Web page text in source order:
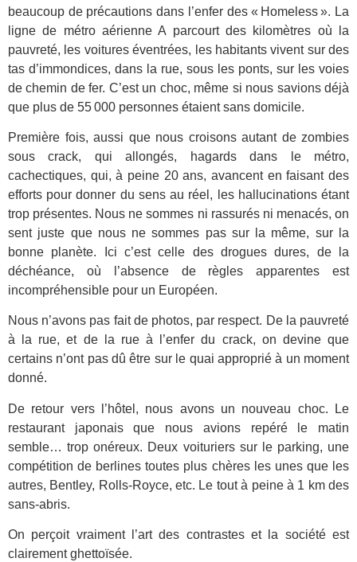
beaucoup de précautions dans l’enfer des « Homeless ». La
ligne de métro aérienne A parcourt des kilomètres où la
pauvreté, les voitures éventrées, les habitants vivent sur des
tas d’immondices, dans la rue, sous les ponts, sur les voies
de chemin de fer. C’est un choc, même si nous savions déjà
que plus de 55 000 personnes étaient sans domicile.
Première fois, aussi que nous croisons autant de zombies
sous crack, qui allongés, hagards dans le métro,
cachectiques, qui, à peine 20 ans, avancent en faisant des
efforts pour donner du sens au réel, les hallucinations étant
trop présentes. Nous ne sommes ni rassurés ni menacés, on
sent juste que nous ne sommes pas sur la même, sur la
bonne planète. Ici c’est celle des drogues dures, de la
déchéance, où l’absence de règles apparentes est
incompréhensible pour un Européen.
Nous n’avons pas fait de photos, par respect. De la pauvreté
à la rue, et de la rue à l’enfer du crack, on devine que
certains n’ont pas dû être sur le quai approprié à un moment
donné.
De retour vers l’hôtel, nous avons un nouveau choc. Le
restaurant japonais que nous avions repéré le matin
semble… trop onéreux. Deux voituriers sur le parking, une
compétition de berlines toutes plus chères les unes que les
autres, Bentley, Rolls-Royce, etc. Le tout à peine à 1 km des
sans-abris.
On perçoit vraiment l’art des contrastes et la société est
clairement ghettoïsée.